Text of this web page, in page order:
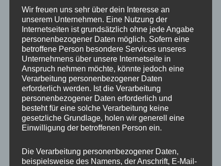
Start / Produkt DUO Case GREY - Phone Model/
X/XS
Dieses
Produkt
weist
mehrere
Varianten
auf.
Optionen
können
GREY & NEON Snap inkl.
DUO Case
können
inkl. DUO Case
Wir freuen uns sehr über dein Interesse an
unserem Unternehmen. Eine Nutzung der
Internetseiten ist grundsätzlich ohne jede Angabe
personenbezogener Daten möglich. Sofern eine
betroffene Person besondere Services unseres
Unternehmens über unsere Internetseite in
Anspruch nehmen möchte, könnte jedoch eine
Verarbeitung personenbezogener Daten
erforderlich werden. Ist die Verarbeitung
personenbezogener Daten erforderlich und
besteht für eine solche Verarbeitung keine
gesetzliche Grundlage, holen wir generell eine
Einwilligung der betroffenen Person ein.
Die Verarbeitung personenbezogener Daten,
beispielsweise des Namens, der Anschrift, E-Mail-